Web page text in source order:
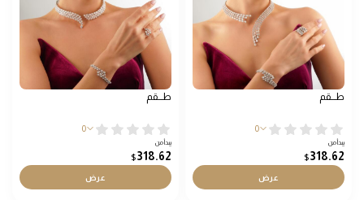
طـــقم
0
يبدأ من
318.62
$
عرض
طـــقم
0
يبدأ من
318.62
$
عرض